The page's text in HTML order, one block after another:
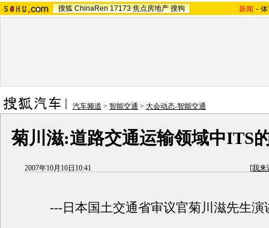
搜狐 ChinaRen 17173 焦点房地产 搜狗 新闻 -
汽车频道 > 智能交通 > 大会动态-智能交通
菊川滋:道路交通运输领域中ITS
2007年10月10日10:41 [我来
---日本国土交通省审议官菊川滋先生演